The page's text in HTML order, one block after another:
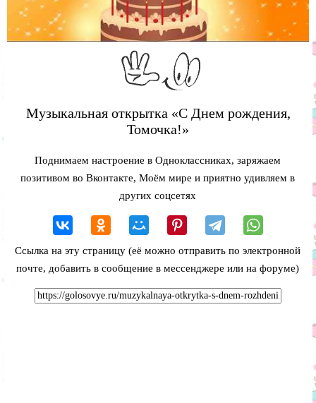
Музыкальная открытка «С Днем рождения,
Томочка!»
Поднимаем настроение в Одноклассниках, заряжаем
позитивом во Вконтакте, Моём мире и приятно удивляем в
других соцсетях
Ссылка на эту страницу (её можно отправить по электронной
почте, добавить в сообщение в мессенджере или на форуме)